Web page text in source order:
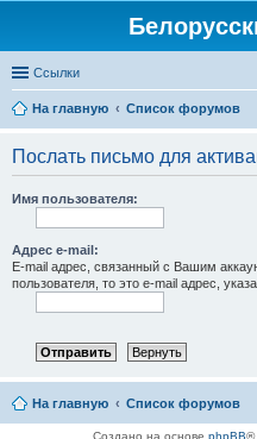
Ссылки
На главную
Список форумов
Послать письмо для
Имя пользователя:
Адрес e-mail:
E-mail адрес, связанный с Вашим
пользователя, то это e-mail адрес,
На главную Список форумов
Создано на основе phpBB®